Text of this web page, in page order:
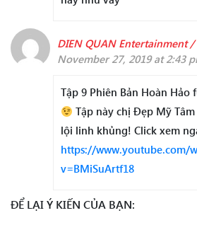
DIEN QUAN Entertainment /
November 27, 2019 at 2:43
Tập 9 Phiên Bản Hoàn Hảo
Tập này chị Đẹp Mỹ
lội linh khủng! Click xem
https://www.youtube.com/
v=BMiSuArtf18
ĐỂ LẠI Ý KIẾN CỦA BẠN: